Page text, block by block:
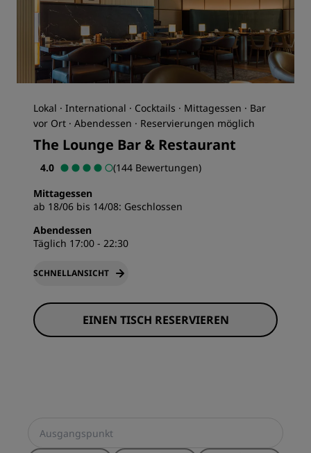
Lokal · International · Cocktails · Mittagessen · Bar
vor Ort · Abendessen · Reservierungen möglich
The Lounge Bar & Restaurant
4.0
(144 Bewertungen)
Mittagessen
ab 18/06 bis 14/08: Geschlossen
Abendessen
Täglich 17:00 - 22:30
SCHNELLANSICHT
EINEN TISCH RESERVIEREN